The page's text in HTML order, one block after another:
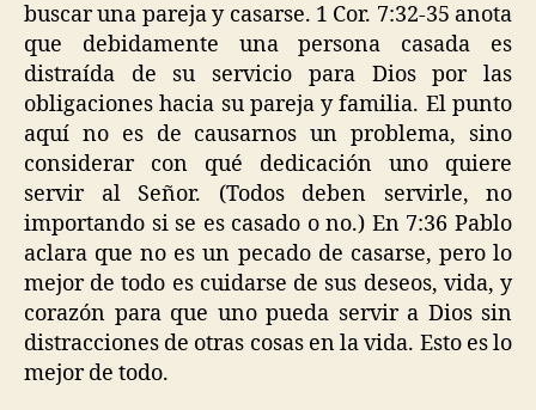
buscar una pareja y casarse. 1 Cor. 7:32-35 anota
que debidamente una persona casada es
distraída de su servicio para Dios por las
obligaciones hacia su pareja y familia. El punto
aquí no es de causarnos un problema, sino
considerar con qué dedicación uno quiere
servir al Señor. (Todos deben servirle, no
importando si se es casado o no.) En 7:36 Pablo
aclara que no es un pecado de casarse, pero lo
mejor de todo es cuidarse de sus deseos, vida, y
corazón para que uno pueda servir a Dios sin
distracciones de otras cosas en la vida. Esto es lo
mejor de todo.